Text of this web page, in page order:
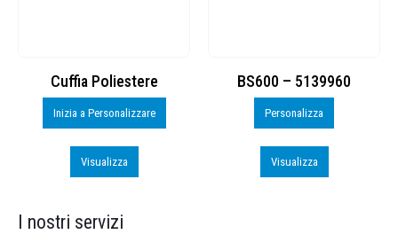
Cuffia Poliestere
Inizia a Personalizzare
Visualizza
BS600 – 5139960
Personalizza
Visualizza
I nostri servizi